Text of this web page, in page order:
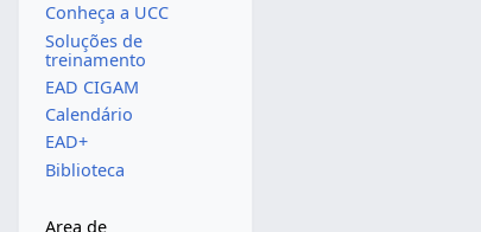
Conheça a UCC
Soluções de
treinamento
EAD CIGAM
Calendário
EAD+
Biblioteca
Area de